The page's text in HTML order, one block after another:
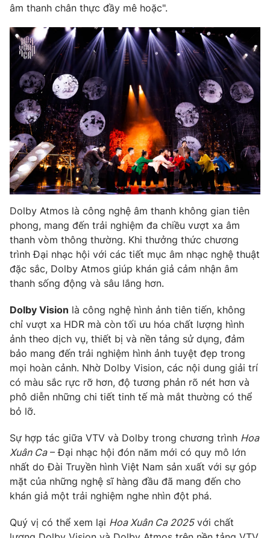
Infographic
Video Shorts video
VTV Money VTV Thể thao
VTV Sức khoẻ Bất động sản
Thị trường 24h Tấm lòng Việt
VTV4 Vươn mình bằng AI
VTV9 VTV8
Liên hệ tòa soạn English
THỜI BÁO VTV
Theo dõi báo trên
Cơ quan chủ quản:
Cơ quan báo chí:Thời báo VTV
Giấy phép hoạt động báo in và báo điện tử số 483/GP-BTTTT
cấp ngày 29/12/2023
Tổng Biên tập:Vũ Thanh Thủy
Phó Tổng Biên tập: Nguyễn Thị Mỹ Hạnh, Phạm Quốc Thắng,
Tổng đài VTV:024.38 355 931 - 024.38 355 932
âm thanh chân thực đầy mê hoặc".
Dolby Atmos là công nghệ âm thanh không gian tiên
phong, mang đến trải nghiệm đa chiều vượt xa âm
thanh vòm thông thường. Khi thưởng thức chương
trình Đại nhạc hội với các tiết mục âm nhạc nghệ thuật
đặc sắc, Dolby Atmos giúp khán giả cảm nhận âm
thanh sống động và sâu lắng hơn.
Dolby Vision là công nghệ hình ảnh tiên tiến, không
chỉ vượt xa HDR mà còn tối ưu hóa chất lượng hình
ảnh theo dịch vụ, thiết bị và nền tảng sử dụng, đảm
bảo mang đến trải nghiệm hình ảnh tuyệt đẹp trong
mọi hoàn cảnh. Nhờ Dolby Vision, các nội dung giải trí
có màu sắc rực rỡ hơn, độ tương phản rõ nét hơn và
phô diễn những chi tiết tinh tế mà mắt thường có thể
bỏ lỡ.
Sự hợp tác giữa VTV và Dolby trong chương trình Hoa
Xuân Ca– Đại nhạc hội đón năm mới có quy mô lớn
nhất do Đài Truyền hình Việt Nam sản xuất với sự góp
mặt của những nghệ sĩ hàng đầu đã mang đến cho
khán giả một trải nghiệm nghe nhìn đột phá.
Quý vị có thể xem lại Hoa Xuân Ca 2025với chất